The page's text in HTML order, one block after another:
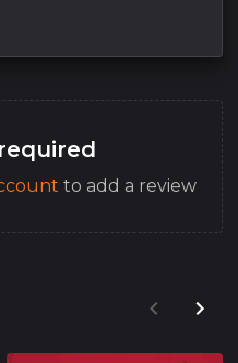
близких. Эта история
стать звездой,
– не бояться
несмотря на все
to add a review